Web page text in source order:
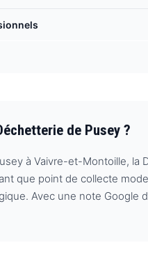
de Pusey ?
à Vaivre-et-Montoille,
que point de collecte
Avec une note Google